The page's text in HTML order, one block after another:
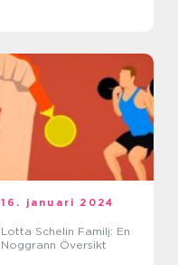
16. januari 2024
Lotta Schelin Familj: En
Noggrann Översikt